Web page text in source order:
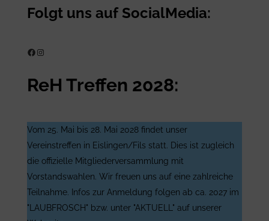
Folgt uns auf SocialMedia:
ReH e.V. auf Facebook
ReH e.V. auf Instagram
ReH Treffen 2028:
Vom 25. Mai bis 28. Mai 2028 findet unser
Vereinstreffen in Eislingen/Fils statt. Dies ist zugleich
die offizielle Mitgliederversammlung mit
Vorstandswahlen. Wir freuen uns auf eine zahlreiche
Teilnahme. Infos zur Anmeldung folgen ab ca. 2027 im
"LAUBFROSCH" bzw. unter "AKTUELL" auf unserer